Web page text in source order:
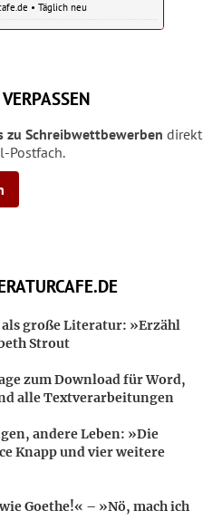
• Täglich neu
zu Schreibwettbewerben direkt
Postfach.
große Literatur: »Erzähl
Strout
zum Download für Word,
alle Textverarbeitungen
andere Leben: »Die
Knapp und vier weitere
Goethe!« – »Nö, mach ich